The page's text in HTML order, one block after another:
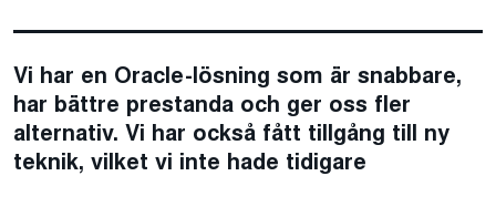
Vi har en Oracle-lösning som är snabbare,
har bättre prestanda och ger oss fler
alternativ. Vi har också fått tillgång till ny
teknik, vilket vi inte hade tidigare